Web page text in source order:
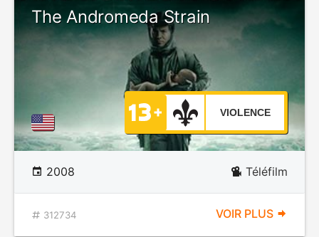
The Andromeda Strain
VIOLENCE
2008 Téléfilm
312734 VOIR PLUS